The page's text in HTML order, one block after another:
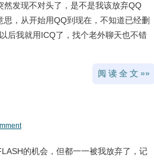
发现不对头了，是不是我该放弃QQ
，从开始用QQ到现在，不知道已经删
后我就用ICQ了，找个老外聊天也不错
阅 读 全 文 »»
的机会，但都一一被我放弃了，记